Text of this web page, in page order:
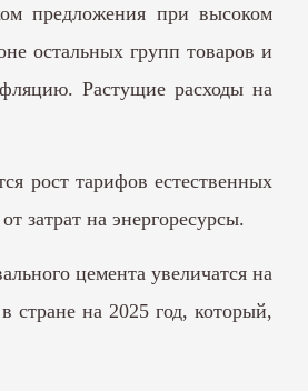
предложения при высоком
остальных групп товаров и
Растущие расходы на
рост тарифов естественных
затрат на энергоресурсы.
цемента увеличатся на
стране на 2025 год, который,